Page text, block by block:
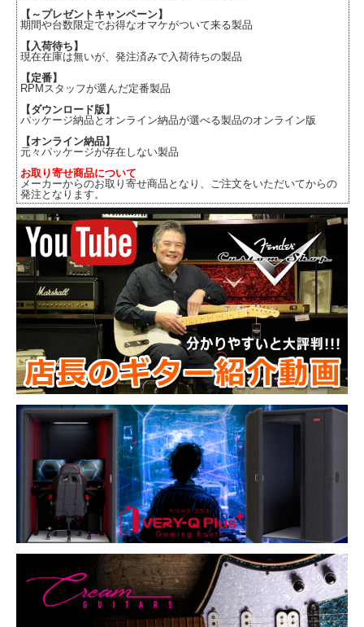
【～プレゼントキャンペーン】
期間や台数限定でお得なオマケがついて来る製品
【入荷待ち】
現在在庫は無いが、発注済みで入荷待ちの製品
【定番】
RPMスタッフが選んだ定番製品
【ダウンロード版】
パッケージ納品とオンライン納品が選べる製品のオンライン版
【オンライン納品】
元々パッケージが存在しない製品
お取り寄せ商品について
メーカーからのお取り寄せ商品となり、ご注文をいただいてからの
発注となります。